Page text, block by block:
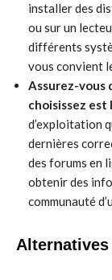
installer des
ou sur un
différents
vous convient
Assurez-vous
choisissez est
d’exploitation
dernières
des forums en
obtenir des
communauté